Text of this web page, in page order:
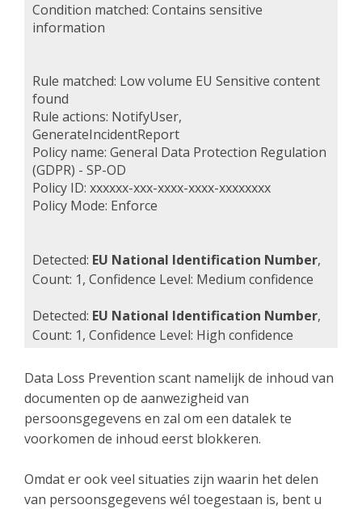
Condition matched: Contains sensitive
information
Rule matched: Low volume EU Sensitive content
found
Rule actions: NotifyUser,
GenerateIncidentReport
Policy name: General Data Protection Regulation
(GDPR) - SP-OD
Policy ID: xxxxxx-xxx-xxxx-xxxx-xxxxxxxx
Policy Mode: Enforce
Detected: EU National Identification Number,
Count: 1, Confidence Level: Medium confidence
Detected: EU National Identification Number,
Count: 1, Confidence Level: High confidence
Data Loss Prevention scant namelijk de inhoud van
documenten op de aanwezigheid van
persoonsgegevens en zal om een datalek te
voorkomen de inhoud eerst blokkeren.
Omdat er ook veel situaties zijn waarin het delen
van persoonsgegevens wél toegestaan is, bent u